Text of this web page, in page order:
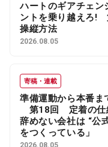
ハートのギアチェン
ントを乗り越えろ
操縦方法
2026.08.05
寄稿・連載
準備運動から本番ま
第18回 定着の
辞めない会社は “公
をつくっている」